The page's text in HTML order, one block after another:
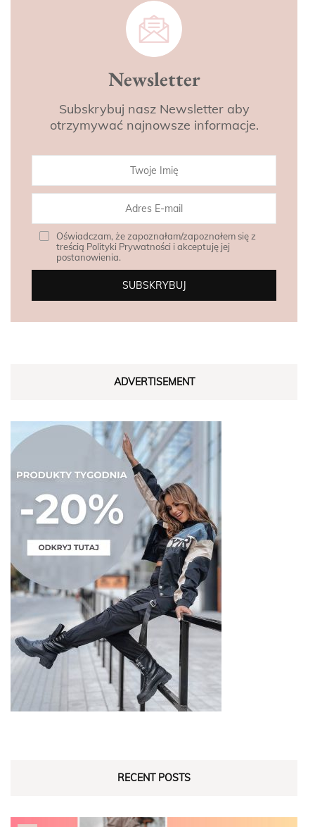
Newsletter
Subskrybuj nasz Newsletter aby
otrzymywać najnowsze informacje.
Oświadczam, że zapoznałam/zapoznałem się z
treścią Polityki Prywatności i akceptuję jej
postanowienia.
ADVERTISEMENT
RECENT POSTS